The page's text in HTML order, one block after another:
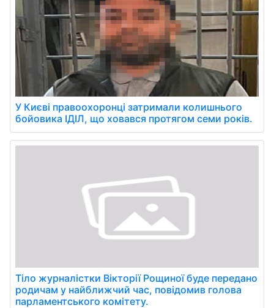
У Києві правоохоронці затримали колишнього
бойовика ІДІЛ, що ховався протягом семи років.
Тіло журналістки Вікторії Рощиної буде передано
родичам у найближчий час, повідомив голова
парламентського комітету.